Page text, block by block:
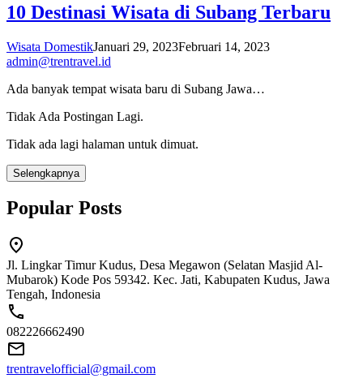
10 Destinasi Wisata di Subang Terbaru
Wisata DomestikJanuari 29, 2023Februari 14, 2023
admin@trentravel.id
Ada banyak tempat wisata baru di Subang Jawa…
Tidak Ada Postingan Lagi.
Tidak ada lagi halaman untuk dimuat.
Selengkapnya
Popular Posts
Jl. Lingkar Timur Kudus, Desa Megawon (Selatan Masjid Al-
Mubarok) Kode Pos 59342. Kec. Jati, Kabupaten Kudus, Jawa
Tengah, Indonesia
082226662490
trentravelofficial@gmail.com